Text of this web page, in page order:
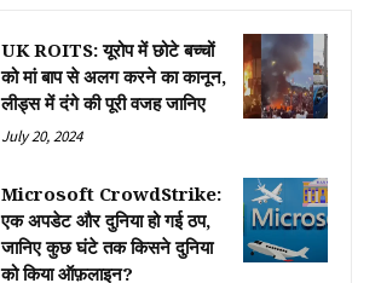
UK ROITS: यूरोप में छोटे बच्चों
को मां बाप से अलग करने का कानून,
लीड्स में दंगे की पूरी वजह जानिए
July 20, 2024
Microsoft CrowdStrike:
एक अपडेट और दुनिया हो गई ठप,
जानिए कुछ घंटे तक किसने दुनिया
को किया ऑफ़लाइन?